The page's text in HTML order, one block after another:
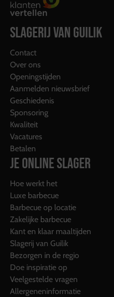
SLAGERIJ VAN GUILIK
Contact
Over ons
Openingstijden
Aanmelden nieuwsbrief
Geschiedenis
Sponsoring
Kwaliteit
Vacatures
Betalen
JE ONLINE SLAGER
Hoe werkt het
Luxe barbecue
Barbecue op locatie
Zakelijke barbecue
Kant en klaar maaltijden
Slagerij van Guilik
Bezorgen in de regio
Doe inspiratie op
Veelgestelde vragen
Allergeneninformatie